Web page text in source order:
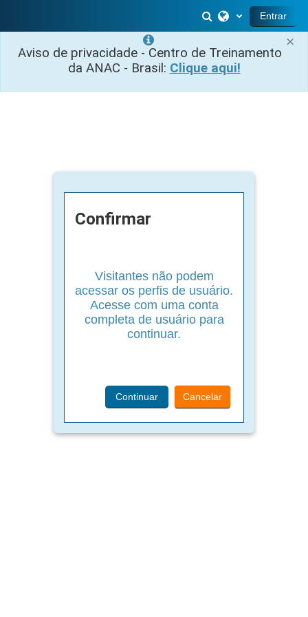
×
Aviso de privacidade - Centro de Treinamento
da ANAC - Brasil: Clique aqui!
Alternar entrada
Entrar
Confirmar
Visitantes não podem
acessar os perfis de usuário.
Acesse com uma conta
completa de usuário para
continuar.
Continuar Cancelar